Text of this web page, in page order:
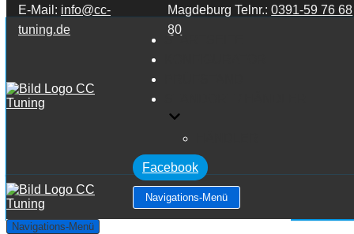
Zum Inhalt springen
E-Mail: info@cc-
tuning.de
Magdeburg Telnr.:0391-59 76 68
80
STARTSEITE
Facebook
Navigations-Menü
Navigations-Menü
Citroen Jumpy BlueHDi 180